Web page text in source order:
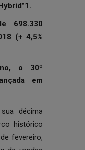
698.330
(+ 4,5%
o 30º
em
décima
histórico
fevereiro,